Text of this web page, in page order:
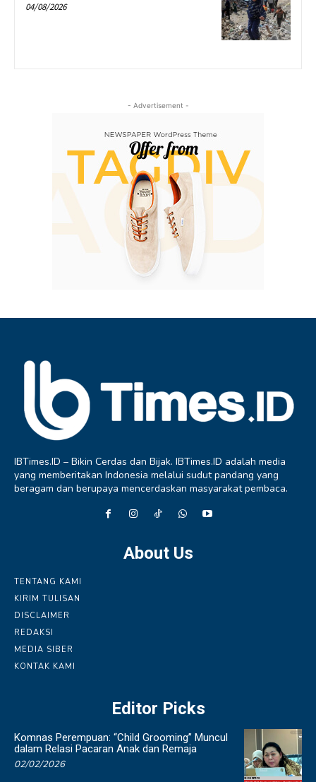
04/08/2026
- Advertisement -
IBTimes.ID – Bikin Cerdas dan Bijak. IBTimes.ID adalah media
yang memberitakan Indonesia melalui sudut pandang yang
beragam dan berupaya mencerdaskan masyarakat pembaca.
About Us
TENTANG KAMI
KIRIM TULISAN
DISCLAIMER
REDAKSI
MEDIA SIBER
KONTAK KAMI
Editor Picks
Komnas Perempuan: “Child Grooming” Muncul
dalam Relasi Pacaran Anak dan Remaja
02/02/2026